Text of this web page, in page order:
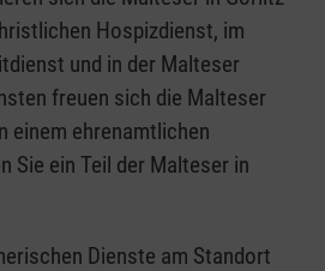
Hospizdienst, im
und in der Malteser
freuen sich die Malteser
einem ehrenamtlichen
Sie ein Teil der Malteser in
Dienste am Standort